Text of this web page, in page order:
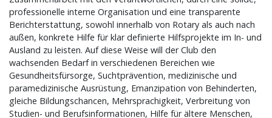
professionelle interne Organisation und eine transparente
Berichterstattung, sowohl innerhalb von Rotary als auch nach
außen, konkrete Hilfe für klar definierte Hilfsprojekte im In- und
Ausland zu leisten. Auf diese Weise will der Club den
wachsenden Bedarf in verschiedenen Bereichen wie
Gesundheitsfürsorge, Suchtprävention, medizinische und
paramedizinische Ausrüstung, Emanzipation von Behinderten,
gleiche Bildungschancen, Mehrsprachigkeit, Verbreitung von
Studien- und Berufsinformationen, Hilfe für ältere Menschen,